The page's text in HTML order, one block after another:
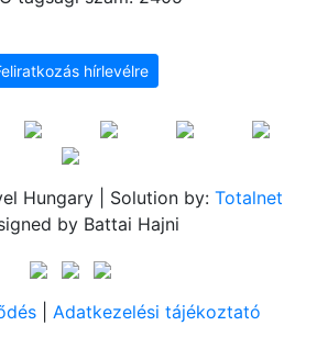
hírlevélre
Hungary | Solution by: Totalnet
by Battai Hajni
Adatkezelési tájékoztató